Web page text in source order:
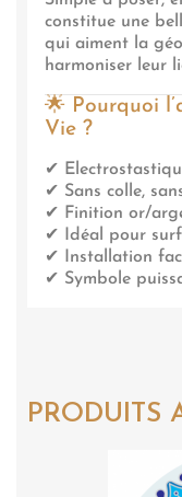
constitue une
qui aiment la
harmoniser leur
🌟 Pourquoi
Vie ?
✔
✔ Sans colle,
✔ Finition or/
✔ Idéal pour
✔ Installation
✔ Symbole
PRODUITS